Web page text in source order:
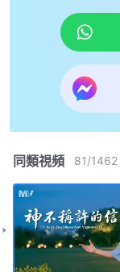
同類視頻 81/1462